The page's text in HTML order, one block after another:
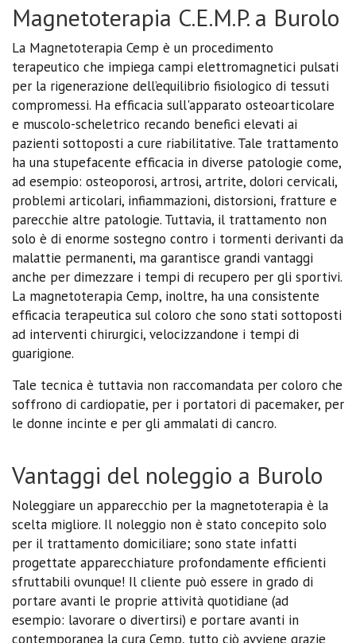
Magnetoterapia C.E.M.P. a Burolo
La Magnetoterapia Cemp è un procedimento
terapeutico che impiega campi elettromagnetici pulsati
per la rigenerazione dell’equilibrio fisiologico di tessuti
compromessi. Ha efficacia sull'apparato osteoarticolare
e muscolo-scheletrico recando benefici elevati ai
pazienti sottoposti a cure riabilitative. Tale trattamento
ha una stupefacente efficacia in diverse patologie come,
ad esempio: osteoporosi, artrosi, artrite, dolori cervicali,
problemi articolari, infiammazioni, distorsioni, fratture e
parecchie altre patologie. Tuttavia, il trattamento non
solo è di enorme sostegno contro i tormenti derivanti da
malattie permanenti, ma garantisce grandi vantaggi
anche per dimezzare i tempi di recupero per gli sportivi.
La magnetoterapia Cemp, inoltre, ha una consistente
efficacia terapeutica sul coloro che sono stati sottoposti
ad interventi chirurgici, velocizzandone i tempi di
guarigione.
Tale tecnica è tuttavia non raccomandata per coloro che
soffrono di cardiopatie, per i portatori di pacemaker, per
le donne incinte e per gli ammalati di cancro.
Vantaggi del noleggio a Burolo
Noleggiare un apparecchio per la magnetoterapia è la
scelta migliore. Il noleggio non è stato concepito solo
per il trattamento domiciliare; sono state infatti
progettate apparecchiature profondamente efficienti
sfruttabili ovunque! Il cliente può essere in grado di
portare avanti le proprie attività quotidiane (ad
esempio: lavorare o divertirsi) e portare avanti in
contemporanea la cura Cemp, tutto ciò avviene grazie